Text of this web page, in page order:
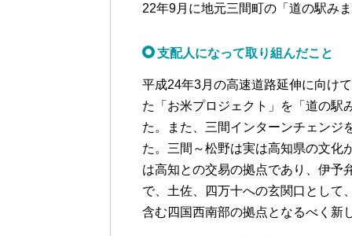
22年9月に地元三間町の「道の駅み
支配人になって取り組んだこと
平成24年3月の高速道路延伸に向け
た「お米プロジェクト」を「道の駅
た。また、三間インターンチェンジ
た。三間～松野は実は高知県の文化
は高知との交易の拠点であり、伊予
で、土佐、四万十への玄関口として
含む四国西南部の拠点となるべく新